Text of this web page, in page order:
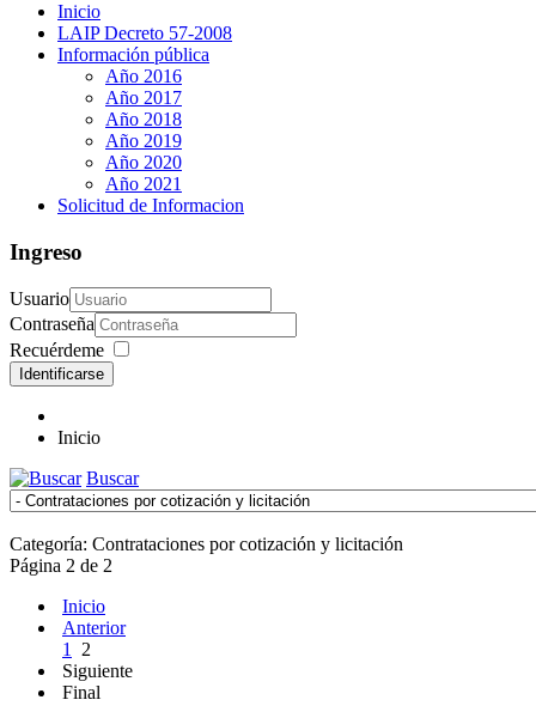
Inicio
LAIP Decreto 57-2008
Información pública
Año 2016
Año 2017
Año 2018
Año 2019
Año 2020
Año 2021
Solicitud de Informacion
Ingreso
Usuario
Contraseña
Recuérdeme
Identificarse
Inicio
Buscar
Categoría: Contrataciones por cotización y licitación
Página 2 de 2
Inicio
Anterior
1 2
Siguiente
Final